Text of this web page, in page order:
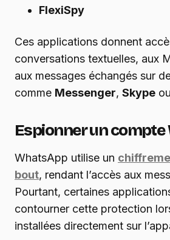
FlexiSpy
Ces applications donnent
conversations textuelles, aux
aux messages échangés sur
comme Messenger, Skype ou
Espionner un
WhatsApp utilise un
bout, rendant l’accès aux
Pourtant, certaines
contourner cette protection
installées directement sur